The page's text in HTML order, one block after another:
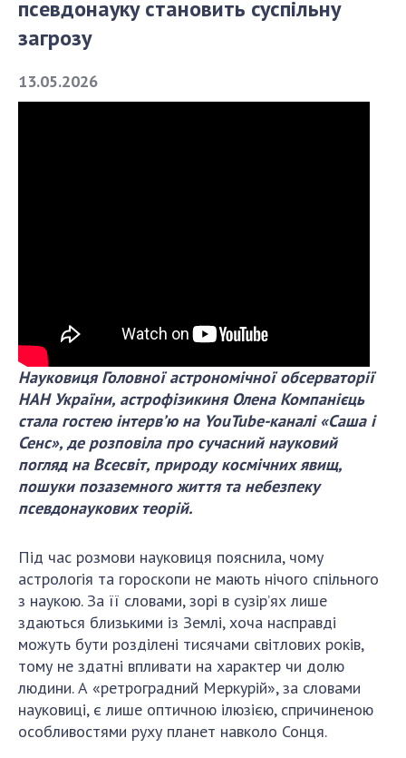
СТРУКТУРА
Президія НАН України
Громадські організації
ДІЯЛЬНІСТЬ
Засідання Президії НАН України
Сесії Загальних зборів НАН України
Річні фінансові звіти НАН України
Наукові публікації та видавнича діяльність
Охорона прав інтелектуальної власності та
трансфер технологій в наукових установах
Наукові об'єкти, що становлять національне
надбання
Центри колективного користування
науковими приладами НАН України
Оцінювання ефективності діяльності
псевдонауку становить суспільну
загрозу
13.05.2026
Науковиця Головної астрономічної обсерваторії
НАН України, астрофізикиня Олена Компанієць
стала гостею інтерв’ю на YouTube-каналі «Саша і
Сенс», де розповіла про сучасний науковий
погляд на Всесвіт, природу космічних явищ,
пошуки позаземного життя та небезпеку
псевдонаукових теорій.
Під час розмови науковиця пояснила, чому
астрологія та гороскопи не мають нічого спільного
з наукою. За її словами, зорі в сузір’ях лише
здаються близькими із Землі, хоча насправді
можуть бути розділені тисячами світлових років,
тому не здатні впливати на характер чи долю
людини. А «ретроградний Меркурій», за словами
науковиці, є лише оптичною ілюзією, спричиненою
особливостями руху планет навколо Сонця.